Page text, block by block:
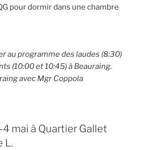
pour dormir dans une chambre
au programme des laudes (8:30)
(10:00 et 10:45) à Beauraing.
avec Mgr Coppola
mai à Quartier Gallet
L.